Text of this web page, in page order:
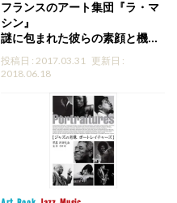
フランスのアート集団『ラ・マ
シン』
謎に包まれた彼らの素顔と機...
投稿日 : 2017.03.31 更新日 :
2018.06.18